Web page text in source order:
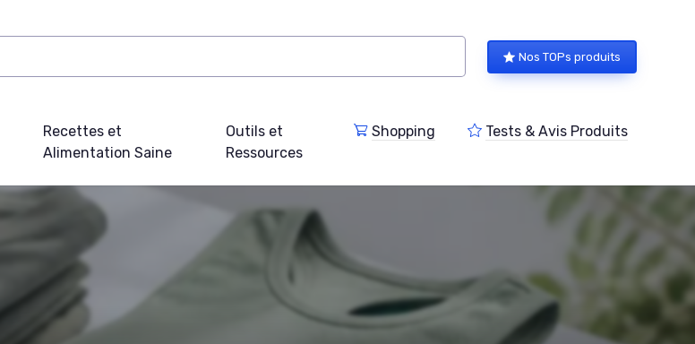
Nos TOPs produits
Recettes et
Alimentation Saine
Outils et
Ressources
Shopping Tests & Avis Produits